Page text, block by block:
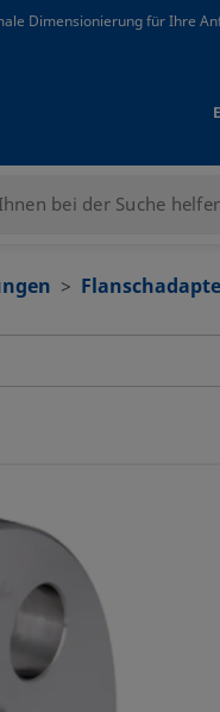
Dimensionierung für Ihre